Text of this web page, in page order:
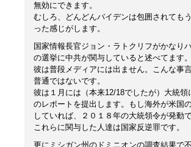
無効にできます。
むしろ、どんどんバイデンは包囲されても
った感じがします。
国家情報長官ジョン・ラトクリフがかなり
の選挙に中共が関与していると述べてます。
彼は普段メディアには出ません。こんな事言
普通ではないです。
彼は１月には（本来12/18でしたが）大統領
のレポートを提出します。もし海外が米国
していれば、２０１８年の大統領令が発動で
これらに関与した人達は国家反逆罪です。
更にミシガン州のドミニオンの調査結果で